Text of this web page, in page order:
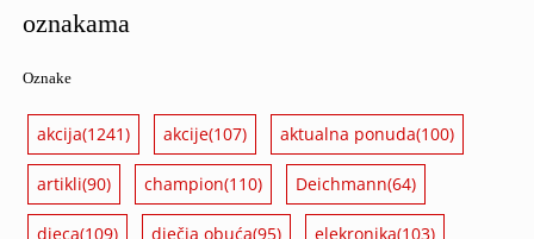
oznakama
Oznake
akcija(1241) akcije(107) aktualna ponuda(100)
artikli(90) champion(110) Deichmann(64)
djeca(109) dječja obuća(95) elekronika(103)